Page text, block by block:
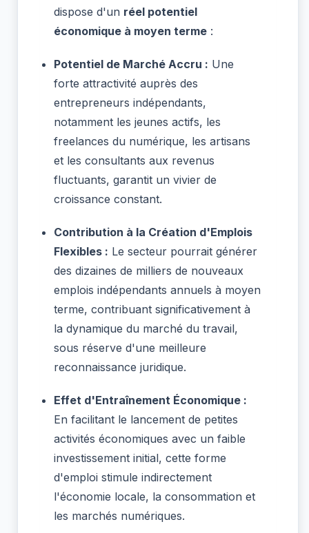
dispose d'un réel potentiel
économique à moyen terme :
Potentiel de Marché Accru : Une
forte attractivité auprès des
entrepreneurs indépendants,
notamment les jeunes actifs, les
freelances du numérique, les artisans
et les consultants aux revenus
fluctuants, garantit un vivier de
croissance constant.
Contribution à la Création d'Emplois
Flexibles : Le secteur pourrait générer
des dizaines de milliers de nouveaux
emplois indépendants annuels à moyen
terme, contribuant significativement à
la dynamique du marché du travail,
sous réserve d'une meilleure
reconnaissance juridique.
Effet d'Entraînement Économique :
En facilitant le lancement de petites
activités économiques avec un faible
investissement initial, cette forme
d'emploi stimule indirectement
l'économie locale, la consommation et
les marchés numériques.